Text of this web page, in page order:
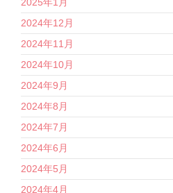
2024年12月
2024年11月
2024年10月
2024年9月
2024年8月
2024年7月
2024年6月
2024年5月
2024年4月